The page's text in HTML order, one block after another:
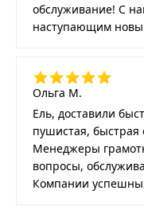
обслуживание! С
наступающим
Ольга М.
Ель, доставили
пушистая, быстрая
Менеджеры
вопросы,
Компании